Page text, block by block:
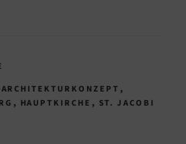
ARCHITEKTURKONZEPT ,
, HAUPTKIRCHE , ST. JACOBI